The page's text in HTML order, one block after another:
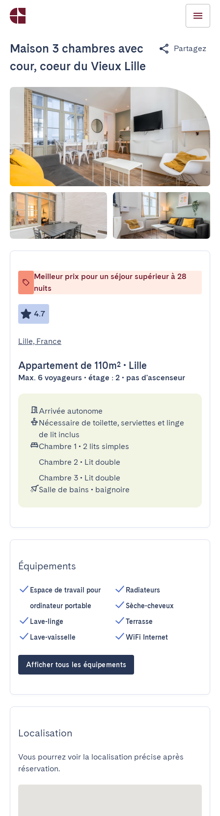
Maison 3 chambres avec
cour, coeur du Vieux Lille
Partagez
Meilleur prix pour un séjour supérieur à 28
nuits
4.7
Lille, France
Appartement de 110m² • Lille
Max. 6 voyageurs • étage : 2 • pas d'ascenseur
Arrivée autonome
Nécessaire de toilette, serviettes et linge
de lit inclus
Chambre 1 • 2 lits simples
Chambre 2 • Lit double
Chambre 3 • Lit double
Salle de bains • baignoire
Équipements
Espace de travail pour
ordinateur portable
Lave-linge
Lave-vaisselle
Radiateurs
Sèche-cheveux
Terrasse
WiFi Internet
Afficher tous les équipements
Localisation
Vous pourrez voir la localisation précise après
réservation.